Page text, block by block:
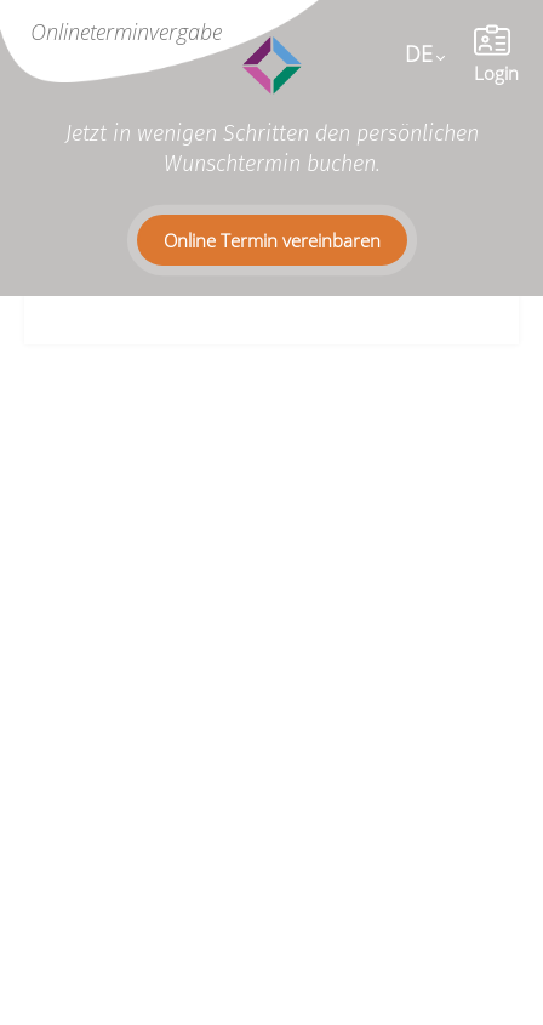
Onlineterminvergabe
Jetzt in wenigen Schritten den persönlichen
Wunschtermin buchen.
Online Termin vereinbaren
DE Language
Login